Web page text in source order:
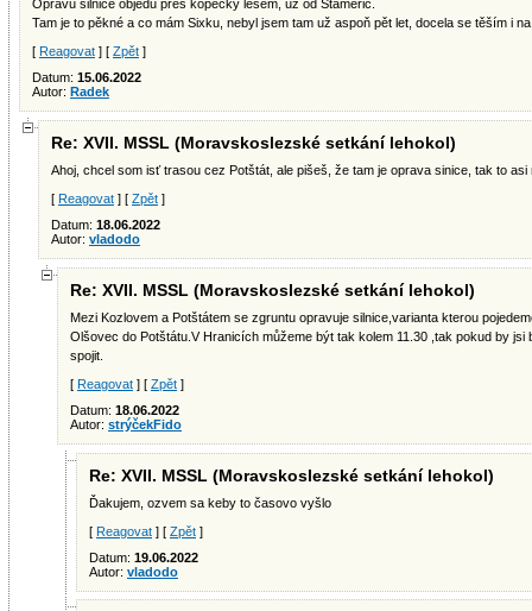
Opravu silnice objedu přes kopečky lesem, už od Staměřic.
Tam je to pěkné a co mám Sixku, nebyl jsem tam už aspoň pět let, docela se těším i
[ Reagovat ] [ Zpět ]
Datum: 15.06.2022
Autor: Radek
Re: XVII. MSSL (Moravskoslezské setkání lehokol)
Ahoj, chcel som isť trasou cez Potštát, ale pišeš, že tam je oprava sinice, tak to asi
[ Reagovat ] [ Zpět ]
Datum: 18.06.2022
Autor: vladodo
Re: XVII. MSSL (Moravskoslezské setkání lehokol)
Mezi Kozlovem a Potštátem se zgruntu opravuje silnice,varianta kterou
Olšovec do Potštátu.V Hranicích můžeme být tak kolem 11.30 ,tak pokud by jsi
spojit.
[ Reagovat ] [ Zpět ]
Datum: 18.06.2022
Autor: strýčekFido
Re: XVII. MSSL (Moravskoslezské setkání lehokol)
Ďakujem, ozvem sa keby to časovo vyšlo
[ Reagovat ] [ Zpět ]
Datum: 19.06.2022
Autor: vladodo